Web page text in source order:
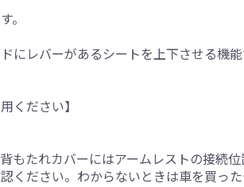
。
にレバーがあるシートを上下させる機
ください】
もたれカバーにはアームレストの接続
ださい。わからないときは車を買った